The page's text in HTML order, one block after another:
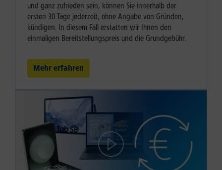
und ganz zufrieden sein, können Sie innerhalb der
ersten 30 Tage jederzeit, ohne Angabe von Gründen,
kündigen. In diesem Fall erstatten wir Ihnen den
einmaligen Bereitstellungspreis und die Grundgebühr.
Mehr erfahren